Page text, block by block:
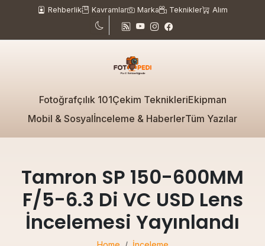
Rehberlik Kavramlar Marka Teknikler Alım
Fotoğrafçılık 101Çekim TeknikleriEkipman
Mobil & Sosyalİnceleme & HaberlerTüm Yazılar
Tamron SP 150-600MM
F/5-6.3 Di VC USD Lens
İncelemesi Yayınlandı